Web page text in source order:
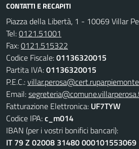
CONTATTI E RECAPITI
Piazza della Libertà, 1 - 10069 Villar
Tel:0121.51001
Fax:0121.515322
Codice Fiscale:01136320015
Partita IVA:01136320015
P.E.C.:
Email:
Fatturazione Elettronica: UF7TYW
Codice IPA:c_m014
IBAN (per i vostri bonifici bancari):
IT 79 Z 02008 31480 000101553069